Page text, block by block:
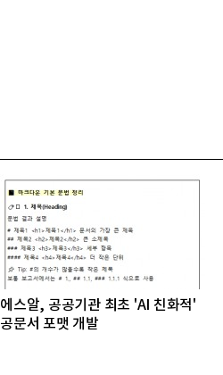
에스알, 공공기관 최초 'AI 친화적'
공문서 포맷 개발